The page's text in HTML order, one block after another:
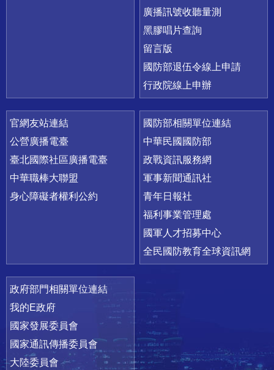
廣播訊號收聽量測
黑膠唱片查詢
留言版
國防部退伍令線上申請
行政院線上申辦
官網友站連結
公營廣播電臺
臺北國際社區廣播電臺
中華職棒大聯盟
身心障礙者權利公約
國防部相關單位連結
中華民國國防部
政戰資訊服務網
軍事新聞通訊社
青年日報社
福利事業管理處
國軍人才招募中心
全民國防教育全球資訊網
政府部門相關單位連結
我的E政府
國家發展委員會
國家通訊傳播委員會
大陸委員會